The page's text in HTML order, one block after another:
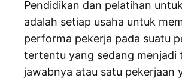
Pendidikan dan pelatihan
adalah setiap usaha untuk
performa pekerja pada suatu
tertentu yang sedang menjadi
jawabnya atau satu pekerjaan